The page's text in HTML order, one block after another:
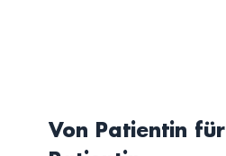
Von Patientin für